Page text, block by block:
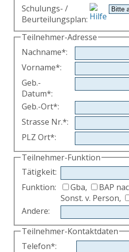
Schulungs- /
Beurteilungsplan:
Teilnehmer-Adresse
Nachname*:
Vorname*:
Geb.-
Datum*:
Geb.-Ort*:
Strasse Nr.*:
PLZ Ort*:
Teilnehmer-Funktion
Tätigkeit:
Funktion:
Gba,
BAP
Sonst. v. Person,
Andere:
Teilnehmer-Kontaktdaten
Telefon*: